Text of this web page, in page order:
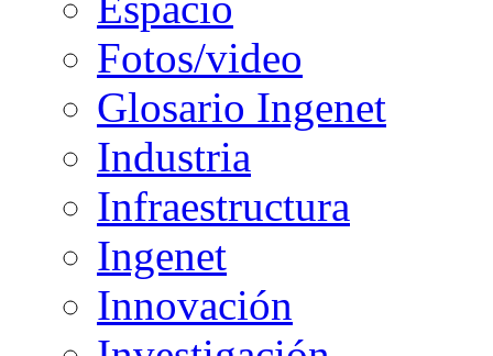
Fotos/video
Glosario Ingenet
Industria
Infraestructura
Ingenet
Innovación